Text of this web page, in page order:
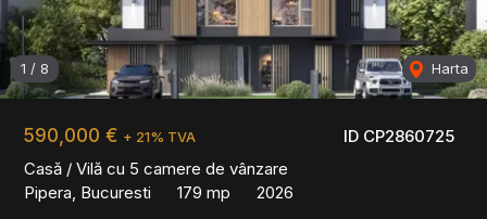
ID CP2860725
590,000 € + 21% TVA
Casă / Vilă cu 5 camere de vânzare
Pipera, Bucuresti
179 mp 2026
1 / 8 Harta